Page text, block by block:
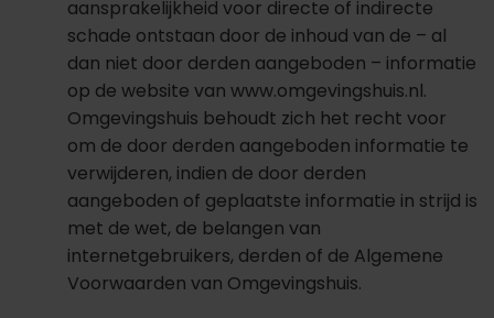
aansprakelijkheid voor directe of indirecte
schade ontstaan door de inhoud van de – al
dan niet door derden aangeboden – informatie
op de website van www.omgevingshuis.nl.
Omgevingshuis behoudt zich het recht voor
om de door derden aangeboden informatie te
verwijderen, indien de door derden
aangeboden of geplaatste informatie in strijd is
met de wet, de belangen van
internetgebruikers, derden of de Algemene
Voorwaarden van Omgevingshuis.